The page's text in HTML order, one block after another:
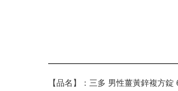
【品名】：三多 男性薑黃鋅複方錠